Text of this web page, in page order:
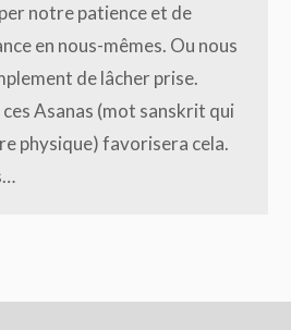
notre patience et de
en nous-mêmes. Ou nous
de lâcher prise.
ces Asanas (mot sanskrit qui
physique) favorisera cela.